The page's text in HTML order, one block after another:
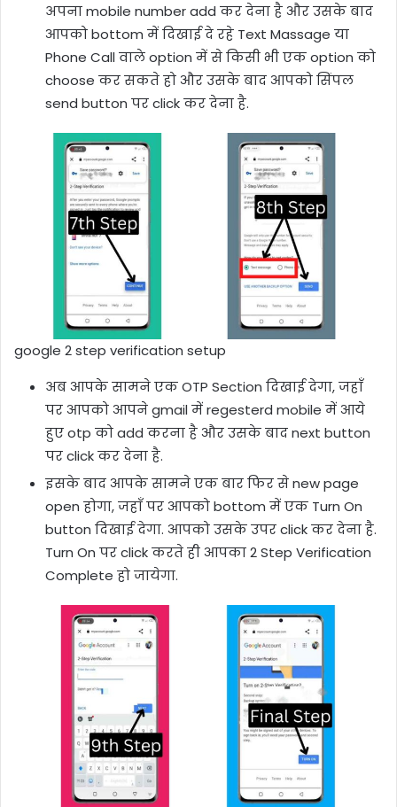
अपना mobile number add कर देना है और उसके बाद
आपको bottom में दिखाई दे रहे Text Massage या
Phone Call वाले option में से किसी भी एक option को
choose कर सकते हो और उसके बाद आपको सिंपल
send button पर click कर देना है.
google 2 step verification setup
अब आपके सामने एक OTP Section दिखाई देगा, जहाँ
पर आपको आपने gmail में regesterd mobile में आये
हुए otp को add करना है और उसके बाद next button
पर click कर देना है.
इसके बाद आपके सामने एक बार फिर से new page
open होगा, जहाँ पर आपको bottom में एक Turn On
button दिखाई देगा. आपको उसके उपर click कर देना है.
Turn On पर click करते ही आपका 2 Step Verification
Complete हो जायेगा.